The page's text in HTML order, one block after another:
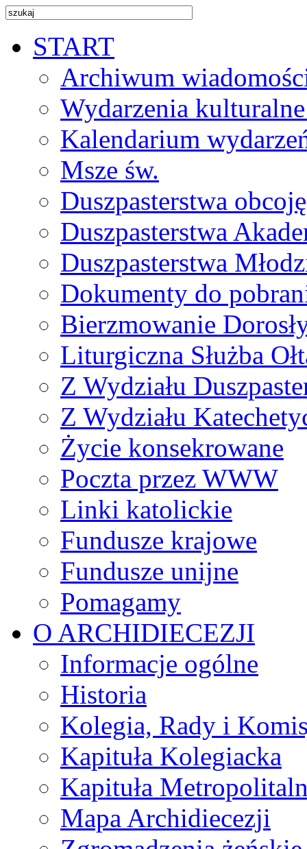
START
Archiwum
Wydarzenia
Kalendarium
Msze św.
Duszpasterstwa
Duszpasterstwa
Duszpasterstwa
Dokumenty do
Bierzmowanie
Liturgiczna Służba
Z Wydziału
Z Wydziału
Życie konsekrowane
Poczta przez WWW
Linki katolickie
Fundusze krajowe
Fundusze unijne
Pomagamy
O ARCHIDIECEZJI
Informacje ogólne
Historia
Kolegia, Rady i
Kapituła Kolegiacka
Kapituła
Mapa Archidiecezji